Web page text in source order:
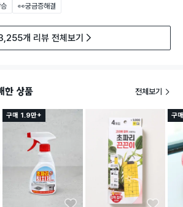
👀궁금증해결
개 리뷰 전체보기
한 상품 전체보기
구매 1.9만+ 구